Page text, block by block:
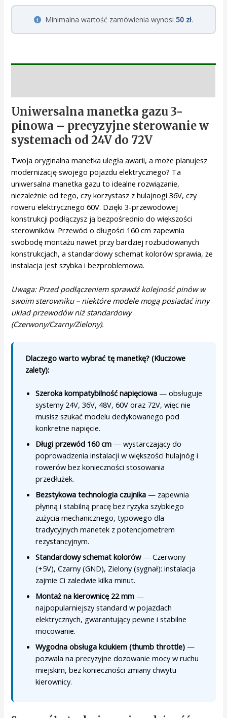
Minimalna wartość zamówienia wynosi 50 zł.
Uniwersalna manetka gazu 3-
pinowa – precyzyjne sterowanie w
systemach od 24V do 72V
Twoja oryginalna manetka uległa awarii, a może planujesz
modernizację swojego pojazdu elektrycznego? Ta
uniwersalna manetka gazu to idealne rozwiązanie,
niezależnie od tego, czy korzystasz z hulajnogi 36V, czy
roweru elektrycznego 60V. Dzięki 3-przewodowej
konstrukcji podłączysz ją bezpośrednio do większości
sterowników. Przewód o długości 160 cm zapewnia
swobodę montażu nawet przy bardziej rozbudowanych
konstrukcjach, a standardowy schemat kolorów sprawia, że
instalacja jest szybka i bezproblemowa.
Uwaga: Przed podłączeniem sprawdź kolejność pinów w
swoim sterowniku – niektóre modele mogą posiadać inny
układ przewodów niż standardowy
(Czerwony/Czarny/Zielony).
Dlaczego warto wybrać tę manetkę? (Kluczowe
zalety):
Szeroka kompatybilność napięciowa — obsługuje
systemy 24V, 36V, 48V, 60V oraz 72V, więc nie
musisz szukać modelu dedykowanego pod
konkretne napięcie.
Długi przewód 160 cm — wystarczający do
poprowadzenia instalacji w większości hulajnóg i
rowerów bez konieczności stosowania
przedłużek.
Bezstykowa technologia czujnika — zapewnia
płynną i stabilną pracę bez ryzyka szybkiego
zużycia mechanicznego, typowego dla
tradycyjnych manetek z potencjometrem
rezystancyjnym.
Standardowy schemat kolorów— Czerwony
(+5V), Czarny (GND), Zielony (sygnał): instalacja
zajmie Ci zaledwie kilka minut.
Montaż na kierownicę 22 mm —
najpopularniejszy standard w pojazdach
elektrycznych, gwarantujący pewne i stabilne
mocowanie.
Wygodna obsługa kciukiem (thumb throttle) —
pozwala na precyzyjne dozowanie mocy w ruchu
miejskim, bez konieczności zmiany chwytu
kierownicy.